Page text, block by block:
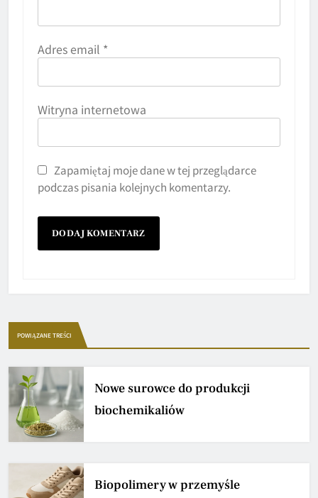
Adres email *
Witryna internetowa
Zapamiętaj moje dane w tej przeglądarce
podczas pisania kolejnych komentarzy.
POWIĄZANE TREŚCI
Nowe surowce do produkcji
biochemikaliów
Biopolimery w przemyśle